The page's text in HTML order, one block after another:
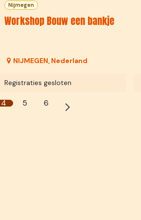
Nijmegen
Workshop Bouw een bankje
NIJMEGEN, Nederland
Registraties gesloten
4 5 6